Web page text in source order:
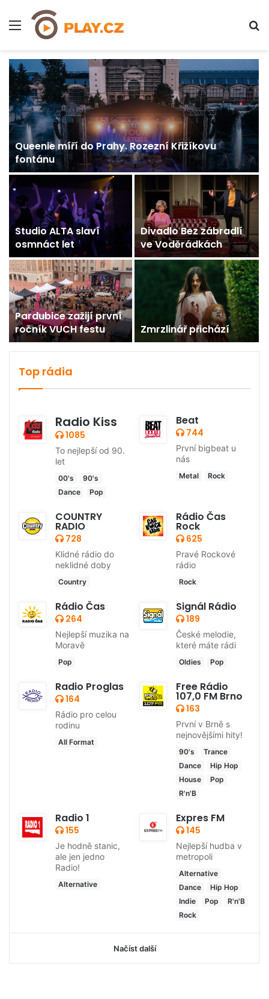
Menu
Queenie míří do Prahy. Rozezní Křižíkovu
fontánu
Studio ALTA slaví
osmnáct let
Divadlo Bez zábradlí
ve Voděrádkách
Pardubice zažijí první
ročník VUCH festu
Zmrzlinář přichází
Top rádia
Radio Kiss
1085
To nejlepší od 90.
let
00's
90's
Dance
Pop
Beat
744
První bigbeat u
nás
Metal Rock
COUNTRY
RADIO
728
Klidné rádio do
neklidné doby
Country
Rádio Čas
Rock
625
Pravé Rockové
rádio
Rock
Rádio Čas
264
Nejlepší muzika na
Moravě
Pop
Signál Rádio
189
České melodie,
které máte rádi
Oldies Pop
Radio Proglas
164
Rádio pro celou
rodinu
All Format
Free Rádio
107,0 FM Brno
163
První v Brně s
nejnovějšími hity!
90's
Trance
Dance
Hip Hop
House
Pop
R'n'B
Radio 1
155
Je hodně stanic,
ale jen jedno
Radio!
Alternative
Expres FM
145
Nejlepší hudba v
metropoli
Alternative
Dance
Hip Hop
Indie
Pop
R'n'B
Rock
Načíst další